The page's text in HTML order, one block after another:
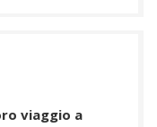
viaggio a